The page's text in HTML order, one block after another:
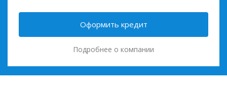
Подробнее о компании
Оформить кредит